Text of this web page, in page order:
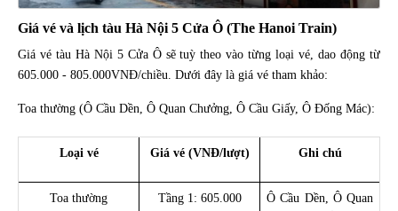
Giá vé và lịch tàu Hà Nội 5 Cửa Ô (The Hanoi Train)
Giá vé tàu Hà Nội 5 Cửa Ô sẽ tuỳ theo vào từng loại vé, dao động từ
605.000 - 805.000VNĐ/chiều. Dưới đây là giá vé tham khảo:
Toa thường (Ô Cầu Dền, Ô Quan Chưởng, Ô Cầu Giấy, Ô Đống Mác):
Loại vé Giá vé (VNĐ/lượt) Ghi chú
Toa thường Tầng 1: 605.000
Ô Cầu Dền, Ô Quan